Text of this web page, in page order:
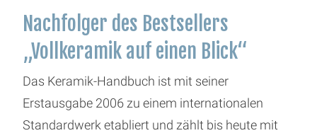
Nachfolger des Bestsellers
„Vollkeramik auf einen Blick“
Das Keramik-Handbuch ist mit seiner
Erstausgabe 2006 zu einem internationalen
Standardwerk etabliert und zählt bis heute mit